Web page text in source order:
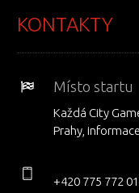
KONTAKTY
Místo startu
Každá City
Prahy,
+420 775 772